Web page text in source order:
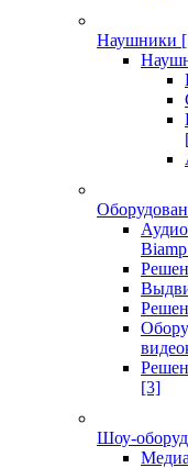
Наушники
Biamp
[3]
Шоу-